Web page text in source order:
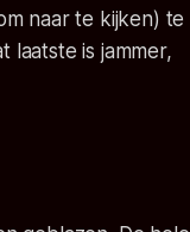
naar te kijken) te
laatste is jammer,